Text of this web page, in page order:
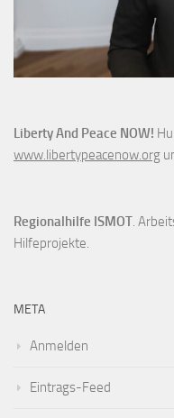
Liberty And Peace NOW!
www.libertypeacenow.org
Regionalhilfe ISMOT .
Hilfeprojekte.
META
Anmelden
Eintrags-Feed